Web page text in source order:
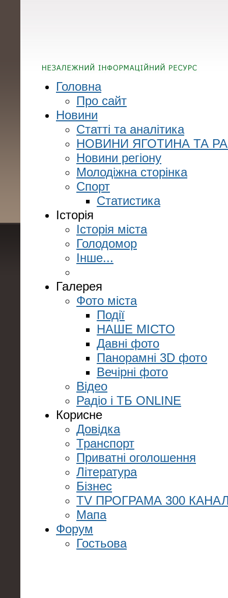
Головна
Про сайт
Новини
Статті та аналітика
НОВИНИ ЯГОТИНА ТА
Новини регіону
Молодіжна сторінка
Спорт
Статистика
Історія
Історія міста
Голодомор
Інше...
Галерея
Фото міста
Події
НАШЕ МІСТО
Давні фото
Панорамні 3D фото
Вечірні фото
Відео
Радіо і ТБ ONLINE
Корисне
Довідка
Транспорт
Приватні оголошення
Література
Бізнес
TV ПРОГРАМА 300
Мапа
Форум
Гостьова